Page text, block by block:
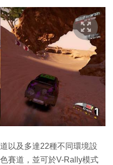
以及多達22種不同環境設
賽道，並可於V-Rally模式